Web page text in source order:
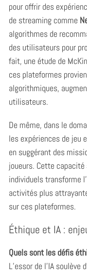
pour offrir des
de streaming comme
algorithmes de
des utilisateurs pour
fait, une étude de
ces plateformes
algorithmiques,
utilisateurs.
De même, dans le
les expériences de jeu
en suggérant des
joueurs. Cette
individuels transforme
activités plus
sur ces plateformes.
Éthique et IA :
Quels sont les défis
L’essor de l’IA
r
: